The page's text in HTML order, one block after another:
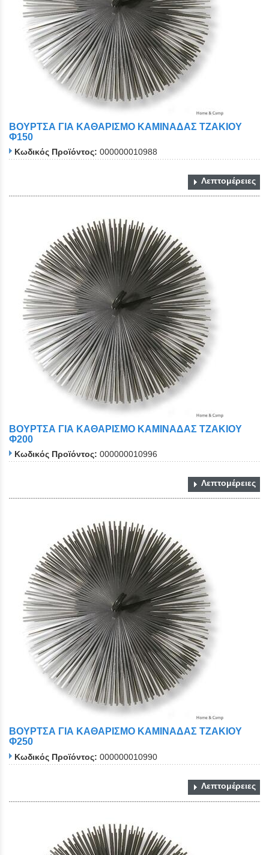
Close
ΒΟΥΡΤΣΑ ΓΙΑ ΚΑΘΑΡΙΣΜΟ ΚΑΜΙΝΑΔΑΣ ΤΖΑΚΙΟΥ
Φ150
Κωδικός Προϊόντος: 000000010988
Λεπτομέρειες
ΒΟΥΡΤΣΑ ΓΙΑ ΚΑΘΑΡΙΣΜΟ ΚΑΜΙΝΑΔΑΣ ΤΖΑΚΙΟΥ
Φ200
Κωδικός Προϊόντος: 000000010996
Λεπτομέρειες
ΒΟΥΡΤΣΑ ΓΙΑ ΚΑΘΑΡΙΣΜΟ ΚΑΜΙΝΑΔΑΣ ΤΖΑΚΙΟΥ
Φ250
Κωδικός Προϊόντος: 000000010990
Λεπτομέρειες